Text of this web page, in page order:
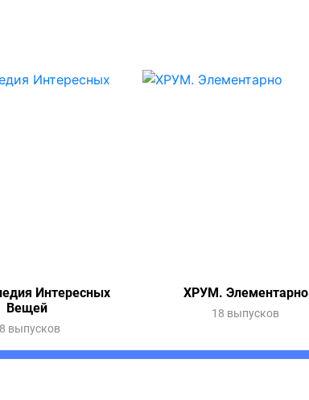
Интересных
Вещей
выпусков
ХРУМ. Элементарно
18 выпусков